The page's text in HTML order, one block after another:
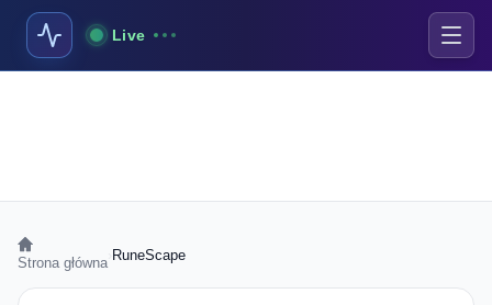
Live
Strona główna RuneScape